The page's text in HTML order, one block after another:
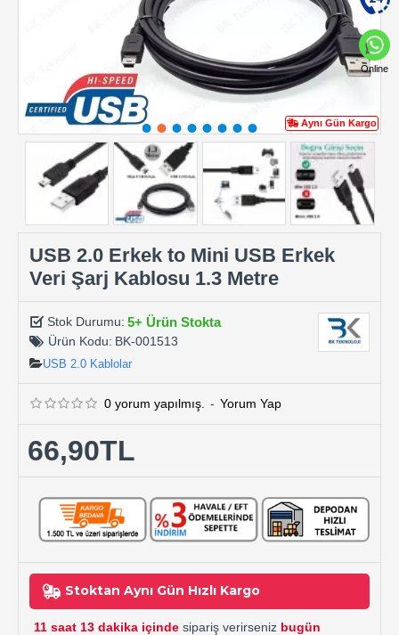
Aynı Gün Kargo
USB 2.0 Erkek to Mini USB Erkek
Veri Şarj Kablosu 1.3 Metre
Stok Durumu: 5+ Ürün Stokta
Ürün Kodu: BK-001513
USB 2.0 Kablolar
0 yorum yapılmış. - Yorum Yap
66,90TL
Stoktan Aynı Gün Hızlı Kargo
11 saat 13 dakika içinde sipariş verirseniz bugün
Online